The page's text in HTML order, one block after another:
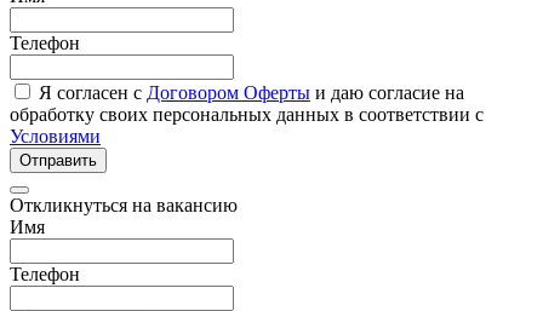
Телефон
Я согласен с Договором Оферты и даю согласие на
обработку своих персональных данных в соответствии с
Условиями
Отправить
Откликнуться на вакансию
Имя
Телефон